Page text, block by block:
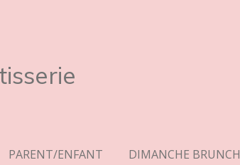
PARENT/ENFANT
DIMANCHE BRUNCH